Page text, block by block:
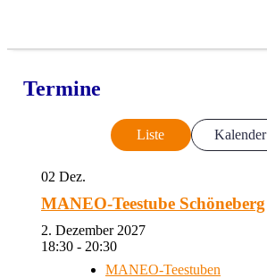
Termine
Liste Kalender
02 Dez.
MANEO-Teestube Schöneberg
2. Dezember 2027
18:30 - 20:30
MANEO-Teestuben